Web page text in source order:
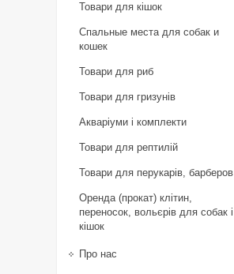
Товари для кішок
Спальные места для собак и
кошек
Товари для риб
Товари для гризунів
Акваріуми і комплекти
Товари для рептилій
Товари для перукарів, барберов
Оренда (прокат) клітин,
переносок, вольєрів для собак і
кішок
Про нас